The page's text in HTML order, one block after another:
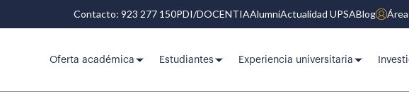
Contacto: 923 277 150PDI/DOCENTIAAlumniActualidad UPSABlog
Oferta académica Estudiantes Experiencia universitaria